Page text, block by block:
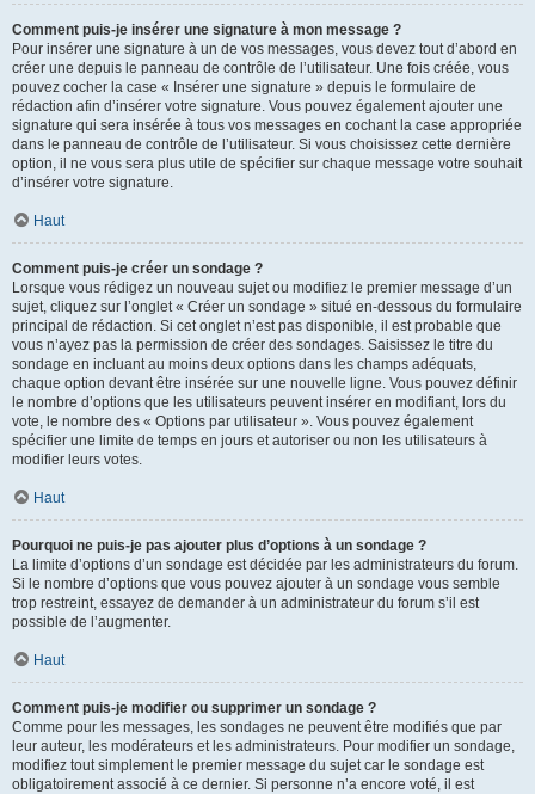
Comment puis-je insérer une signature à mon message ?
Pour insérer une signature à un de vos messages, vous devez tout d’abord en
créer une depuis le panneau de contrôle de l’utilisateur. Une fois créée, vous
pouvez cocher la case « Insérer une signature » depuis le formulaire de
rédaction afin d’insérer votre signature. Vous pouvez également ajouter une
signature qui sera insérée à tous vos messages en cochant la case appropriée
dans le panneau de contrôle de l’utilisateur. Si vous choisissez cette dernière
option, il ne vous sera plus utile de spécifier sur chaque message votre souhait
d’insérer votre signature.
Haut
Comment puis-je créer un sondage ?
Lorsque vous rédigez un nouveau sujet ou modifiez le premier message d’un
sujet, cliquez sur l’onglet « Créer un sondage » situé en-dessous du formulaire
principal de rédaction. Si cet onglet n’est pas disponible, il est probable que
vous n’ayez pas la permission de créer des sondages. Saisissez le titre du
sondage en incluant au moins deux options dans les champs adéquats,
chaque option devant être insérée sur une nouvelle ligne. Vous pouvez définir
le nombre d’options que les utilisateurs peuvent insérer en modifiant, lors du
vote, le nombre des « Options par utilisateur ». Vous pouvez également
spécifier une limite de temps en jours et autoriser ou non les utilisateurs à
modifier leurs votes.
Haut
Pourquoi ne puis-je pas ajouter plus d’options à un sondage ?
La limite d’options d’un sondage est décidée par les administrateurs du forum.
Si le nombre d’options que vous pouvez ajouter à un sondage vous semble
trop restreint, essayez de demander à un administrateur du forum s’il est
possible de l’augmenter.
Haut
Comment puis-je modifier ou supprimer un sondage ?
Comme pour les messages, les sondages ne peuvent être modifiés que par
leur auteur, les modérateurs et les administrateurs. Pour modifier un sondage,
modifiez tout simplement le premier message du sujet car le sondage est
obligatoirement associé à ce dernier. Si personne n’a encore voté, il est